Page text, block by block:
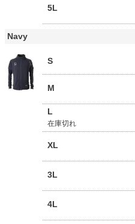
5L
Navy
S
M
L
在庫切れ
XL
3L
4L